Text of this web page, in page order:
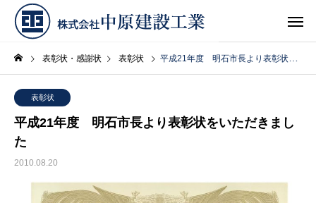
表彰状・感謝状 表彰状 平成21年度 明石市長より表彰状をいただきました
表彰状
平成21年度 明石市長より表彰状をいただきまし
た
2010.08.20